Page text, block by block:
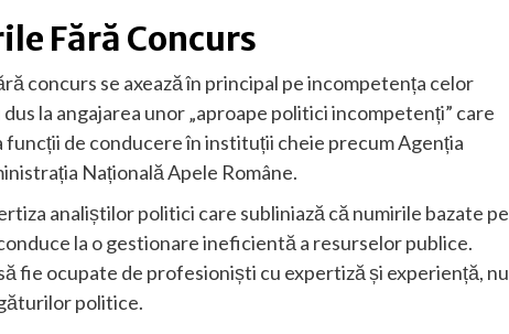
Fără Concurs
concurs se axează în principal pe incompetența celor
la angajarea unor „aproape politici incompetenți” care
de conducere în instituții cheie precum Agenția
Națională Apele Române.
analiștilor politici care subliniază că numirile bazate pe
la o gestionare ineficientă a resurselor publice.
fie ocupate de profesioniști cu expertiză și experiență, nu
politice.